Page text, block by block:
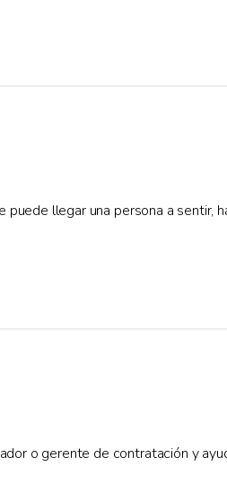
llegar una persona a sentir,
o gerente de contratación y